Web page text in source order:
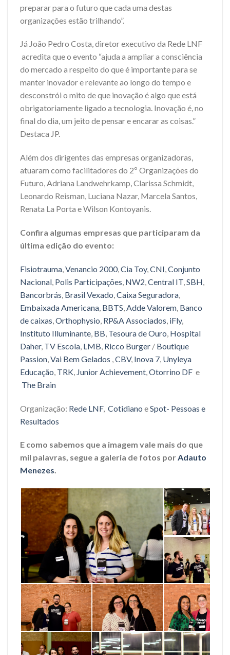
preparar para o futuro que cada uma destas
organizações estão trilhando”.
Já João Pedro Costa, diretor executivo da Rede LNF
acredita que o evento “ajuda a ampliar a consciência
do mercado a respeito do que é importante para se
manter inovador e relevante ao longo do tempo e
desconstrói o mito de que inovação é algo que está
obrigatoriamente ligado a tecnologia. Inovação é, no
final do dia, um jeito de pensar e encarar as coisas.”
Destaca JP.
Além dos dirigentes das empresas organizadoras,
atuaram como facilitadores do 2º Organizações do
Futuro, Adriana Landwehrkamp, Clarissa Schmidt,
Leonardo Reisman, Luciana Nazar, Marcela Santos,
Renata La Porta e Wilson Kontoyanis.
Confira algumas empresas que participaram da
última edição do evento:
Fisiotrauma,Venancio 2000,Cia Toy,CNI,Conjunto
Nacional, Polis Participações, NW2,Central IT,SBH,
Bancorbrás, Brasil Vexado,Caixa Seguradora,
Embaixada Americana, BBTS,Adde Valorem, Banco
de caixas,Orthophysio, RP&A Associados, iFly,
Instituto Illuminante, BB, Tesoura de Ouro, Hospital
Daher, TV Escola, LMB, Ricco Burger / Boutique
Passion,Vai Bem Gelados ,CBV, Inova 7, Unyleya
Educação, TRK, Junior Achievement,Otorrino DF e
The Brain
Organização: Rede LNF, Cotidiano eSpot- Pessoas e
Resultados
E como sabemos que a imagem vale mais do que
mil palavras, segue a galeria de fotos porAdauto
Menezes.